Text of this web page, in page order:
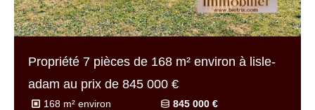
Propriété 7 pièces de 168 m² environ à lisle-
adam au prix de 845 000 €
168 m² environ
845 000 €